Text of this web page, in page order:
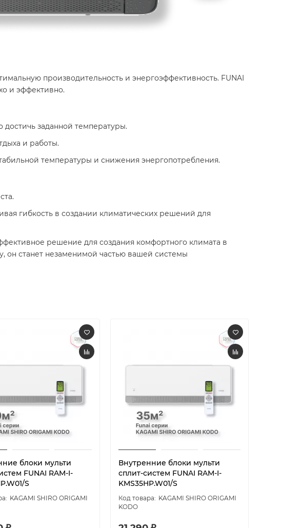
производительность и энергоэффективность. FUNAI
и эффективно.
достичь заданной температуры.
и работы.
температуры и снижения энергопотребления.
гибкость в создании климатических решений для
решение для создания комфортного климата в
станет незаменимой частью вашей системы
блоки мульти
FUNAI RAM-I-
S
KAGAMI SHIRO ORIGAMI
Внутренние блоки мульти
сплит-систем FUNAI RAM-I-
KMS35HP.W01/S
KAGAMI SHIRO ORIGAMI
KODO